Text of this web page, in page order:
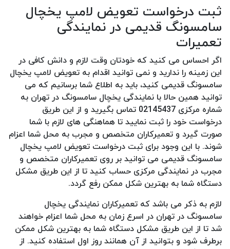
ثبت درخواست تعویض لامپ یخچال
سامسونگ قدیمی در نمایندگی
تعمیرات
اگر احساس می کنید که خودتان وقت لازم و دانش کافی در
این زمینه را ندارید و نمی توانید اقدام به تعویض لامپ یخچال
سامسونگ قدیمی کنید، باید به اطلاع شما برسانیم که می
توانید همین حالا با نمایندگی یخچال سامسونگ در تهران به
شماره مرکزی 02145437 تماس بگیرید و از این طریق
درخواست خود را ثبت نمایید تا هماهنگی های لازم با شما
صورت گیرد و تعمیرکاران متخصص و مجرب به محل شما اعزام
شوند. با این وجود برای ثبت درخواست تعویض لامپ یخچال
سامسونگ قدیمی می توانید بر روی تعمیرکاران متخصص و
مجرب در نمایندگی مرکزی حساب کنید تا از این طریق مشکل
دستگاه شما به بهترین شکل ممکن رفع گردد.
لازم به ذکر می باشد که تعمیرکاران نمایندگی یخچال
سامسونگ در تهران در اسرع زمان به محل شما اعزام خواهند
شد تا از این طریق مشکل دستگاه شما به بهترین شکل ممکن
برطرف شود و بتوانید از آن همانند روز اول استفاده کنید. از